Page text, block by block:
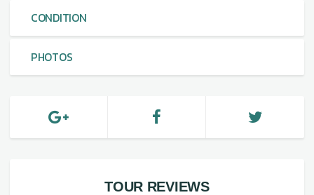
CONDITION
PHOTOS
TOUR REVIEWS